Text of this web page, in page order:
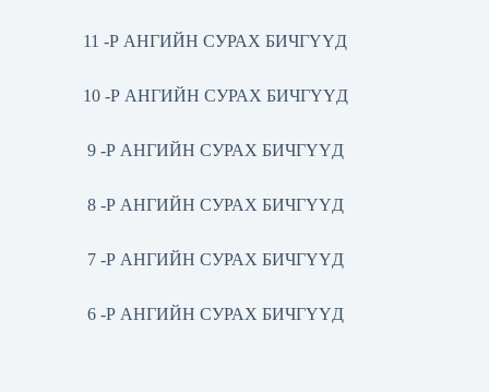
11 -Р АНГИЙН СУРАХ БИЧГҮҮД
10 -Р АНГИЙН СУРАХ БИЧГҮҮД
9 -Р АНГИЙН СУРАХ БИЧГҮҮД
8 -Р АНГИЙН СУРАХ БИЧГҮҮД
7 -Р АНГИЙН СУРАХ БИЧГҮҮД
6 -Р АНГИЙН СУРАХ БИЧГҮҮД